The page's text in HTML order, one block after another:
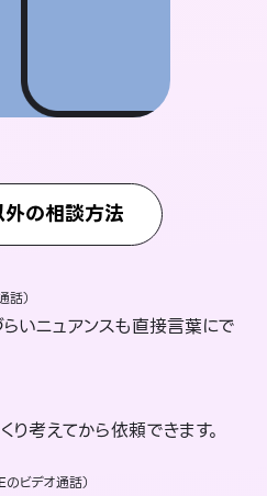
外の相談方法
話）
いニュアンスも直接言葉にで
り考えてから依頼できます。
のビデオ通話）